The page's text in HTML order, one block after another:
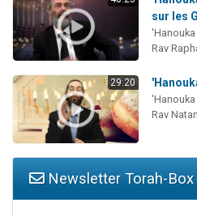
sur les
'Hanouka
Rav
29:20
'Hanouka
Rav
Newsletter Torah-Box